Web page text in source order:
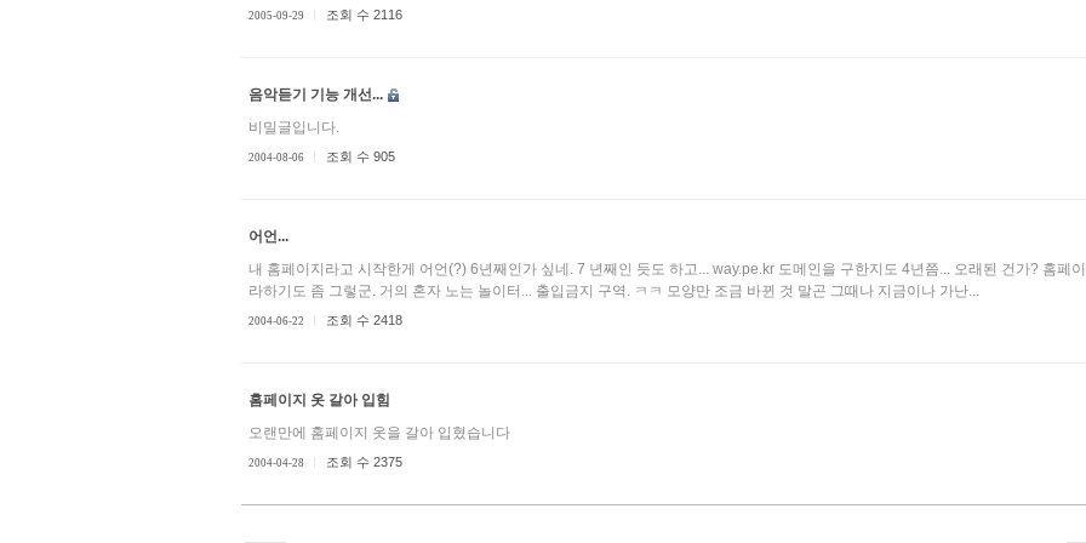
2005-09-29 조회 수 2116
음악듣기 기능 개선...
비밀글입니다.
2004-08-06 조회 수 905
어언...
내 홈페이지라고 시작한게 어언(?) 6년째인가 싶네. 7 년째인 듯도 하고... way.pe.kr 도메인을 구한지도 4년쯤... 오래된 건가? 홈페
라하기도 좀 그렇군. 거의 혼자 노는 놀이터... 출입금지 구역. ㅋㅋ 모양만 조금 바뀐 것 말곤 그때나 지금이나 가난...
2004-06-22 조회 수 2418
홈페이지 옷 갈아 입힘
오랜만에 홈페이지 옷을 갈아 입혔습니다
2004-04-28 조회 수 2375